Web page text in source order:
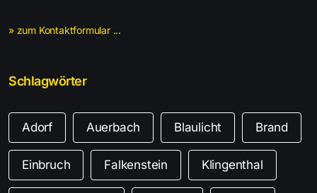
» zum Kontaktformular ...
Schlagwörter
Adorf Auerbach Blaulicht Brand
Einbruch Falkenstein Klingenthal